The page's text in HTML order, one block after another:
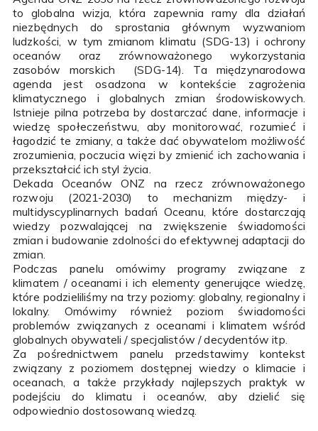
to globalna wizja, która zapewnia ramy dla działań
niezbędnych do sprostania głównym wyzwaniom
ludzkości, w tym zmianom klimatu (SDG-13) i ochrony
oceanów oraz zrównoważonego wykorzystania
zasobów morskich (SDG-14). Ta międzynarodowa
agenda jest osadzona w kontekście zagrożenia
klimatycznego i globalnych zmian środowiskowych.
Istnieje pilna potrzeba by dostarczać dane, informacje i
wiedzę społeczeństwu, aby monitorować, rozumieć i
łagodzić te zmiany, a także dać obywatelom możliwość
zrozumienia, poczucia więzi by zmienić ich zachowania i
przekształcić ich styl życia.
Dekada Oceanów ONZ na rzecz zrównoważonego
rozwoju (2021-2030) to mechanizm między- i
multidyscyplinarnych badań Oceanu, które dostarczają
wiedzy pozwalającej na zwiększenie świadomości
zmian i budowanie zdolności do efektywnej adaptacji do
zmian.
Podczas panelu omówimy programy związane z
klimatem / oceanami i ich elementy generujące wiedzę,
które podzieliliśmy na trzy poziomy: globalny, regionalny i
lokalny. Omówimy również poziom świadomości
problemów związanych z oceanami i klimatem wśród
globalnych obywateli / specjalistów / decydentów itp.
Za pośrednictwem panelu przedstawimy kontekst
związany z poziomem dostępnej wiedzy o klimacie i
oceanach, a także przykłady najlepszych praktyk w
podejściu do klimatu i oceanów, aby dzielić się
odpowiednio dostosowaną wiedzą.